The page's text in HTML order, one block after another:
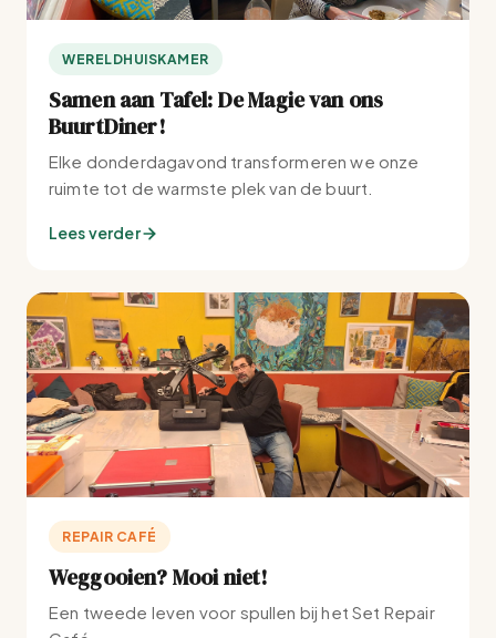
WERELDHUISKAMER
Samen aan Tafel: De Magie van ons
BuurtDiner!
Elke donderdagavond transformeren we onze
ruimte tot de warmste plek van de buurt.
Lees verder
REPAIR CAFÉ
Weggooien? Mooi niet!
Een tweede leven voor spullen bij het Set Repair